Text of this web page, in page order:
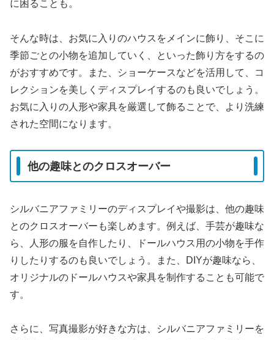
に困ることも。
そんな時は、お気に入りのハウスをメインに飾り、そこに
季節ごとの小物を追加していく、といった飾り方をするの
がおすすめです。また、ショーケースなどを活用して、コ
レクションを美しくディスプレイするのも良いでしょう。
お気に入りの人形や家具を厳選して飾ることで、より洗練
された空間になります。
他の趣味とのクロスオーバー
シルバニアファミリーのディスプレイや撮影は、他の趣味
とのクロスオーバーも楽しめます。例えば、手芸が趣味な
ら、人形の服を自作したり、ドールハウス用の小物を手作
りしたりするのも良いでしょう。また、DIYが趣味なら、
オリジナルのドールハウスや家具を制作することも可能で
す。
さらに、写真撮影が好きな方は、シルバニアファミリーを